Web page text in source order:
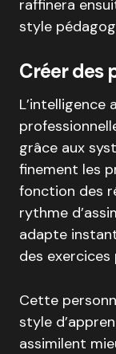
raffinera
style
Créer des
grâce aux
finement les
fonction des
rythme
adapte
des exercices
Cette
style
assimilent